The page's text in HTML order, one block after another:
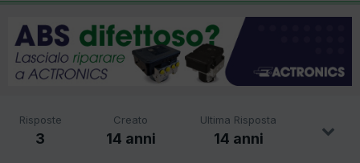
Risposte
3
Creato
14 anni
Ultima Risposta
14 anni